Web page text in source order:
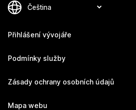
Přihlášení vývojáře
Podmínky služby
Zásady ochrany osobních údajů
Mapa webu